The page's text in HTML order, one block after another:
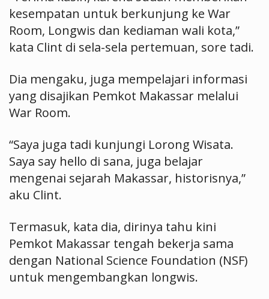
kesempatan untuk berkunjung ke War
Room, Longwis dan kediaman wali kota,”
kata Clint di sela-sela pertemuan, sore tadi.
Dia mengaku, juga mempelajari informasi
yang disajikan Pemkot Makassar melalui
War Room.
“Saya juga tadi kunjungi Lorong Wisata.
Saya say hello di sana, juga belajar
mengenai sejarah Makassar, historisnya,”
aku Clint.
Termasuk, kata dia, dirinya tahu kini
Pemkot Makassar tengah bekerja sama
dengan National Science Foundation (NSF)
untuk mengembangkan longwis.